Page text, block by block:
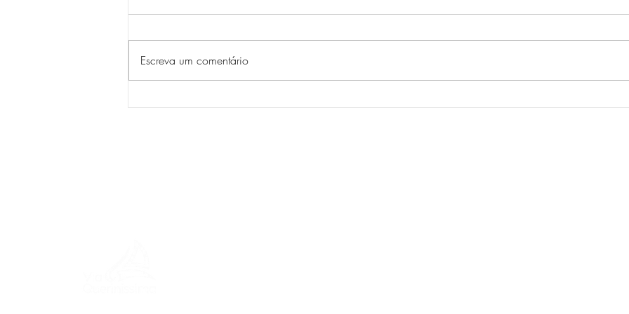
Escreva um comentário